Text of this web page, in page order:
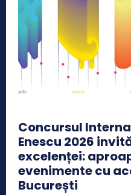
Concursul
Enescu 2026
excelenței:
evenimente cu
București